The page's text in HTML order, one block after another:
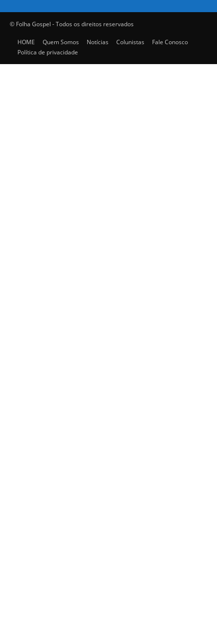
© Folha Gospel - Todos os direitos reservados
HOME Quem Somos Notícias Colunistas
Fale Conosco
Política de privacidade